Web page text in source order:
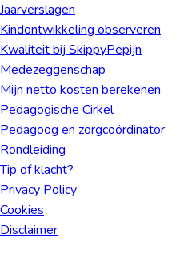
Jaarverslagen
Kindontwikkeling observeren
Kwaliteit bij SkippyPepijn
Medezeggenschap
Mijn netto kosten berekenen
Pedagogische Cirkel
Pedagoog en zorgcoördinator
Rondleiding
Tip of klacht?
Privacy Policy
Cookies
Disclaimer